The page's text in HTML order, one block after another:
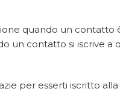
quando un contatto
un contatto si iscrive a
per esserti iscritto